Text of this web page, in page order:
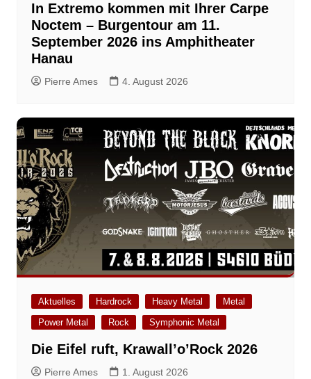
In Extremo kommen mit Ihrer Carpe
Noctem – Burgentour am 11.
September 2026 ins Amphitheater
Hanau
Pierre Ames 4. August 2026
Aktuelles Hardrock Heavy Metal
Metal
Power Metal
Rock Symphonic Metal
Die Eifel ruft, Krawall’o’Rock 2026
Pierre Ames 1. August 2026